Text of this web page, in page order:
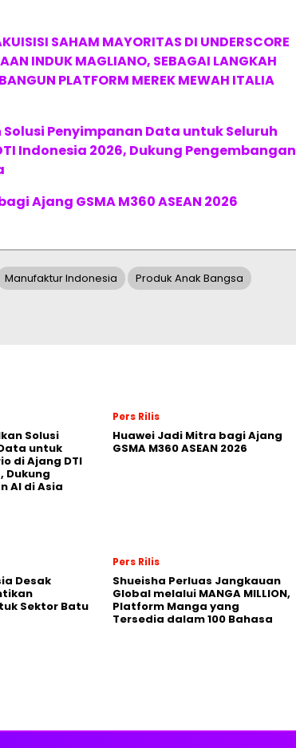
SAHAM MAYORITAS DI UNDERSCORE
INDUK MAGLIANO, SEBAGAI LANGKAH
PLATFORM MEREK MEWAH ITALIA
Solusi Penyimpanan Data untuk Seluruh
Indonesia 2026, Dukung Pengembangan
Ajang GSMA M360 ASEAN 2026
Manufaktur Indonesia Produk Anak Bangsa
Solusi
untuk
di Ajang DTI
Dukung
AI di Asia
Pers Rilis
Huawei Jadi Mitra bagi Ajang
GSMA M360 ASEAN 2026
Desak
Sektor Batu
Pers Rilis
Shueisha Perluas Jangkauan
Global melalui MANGA MILLION,
Platform Manga yang
Tersedia dalam 100 Bahasa